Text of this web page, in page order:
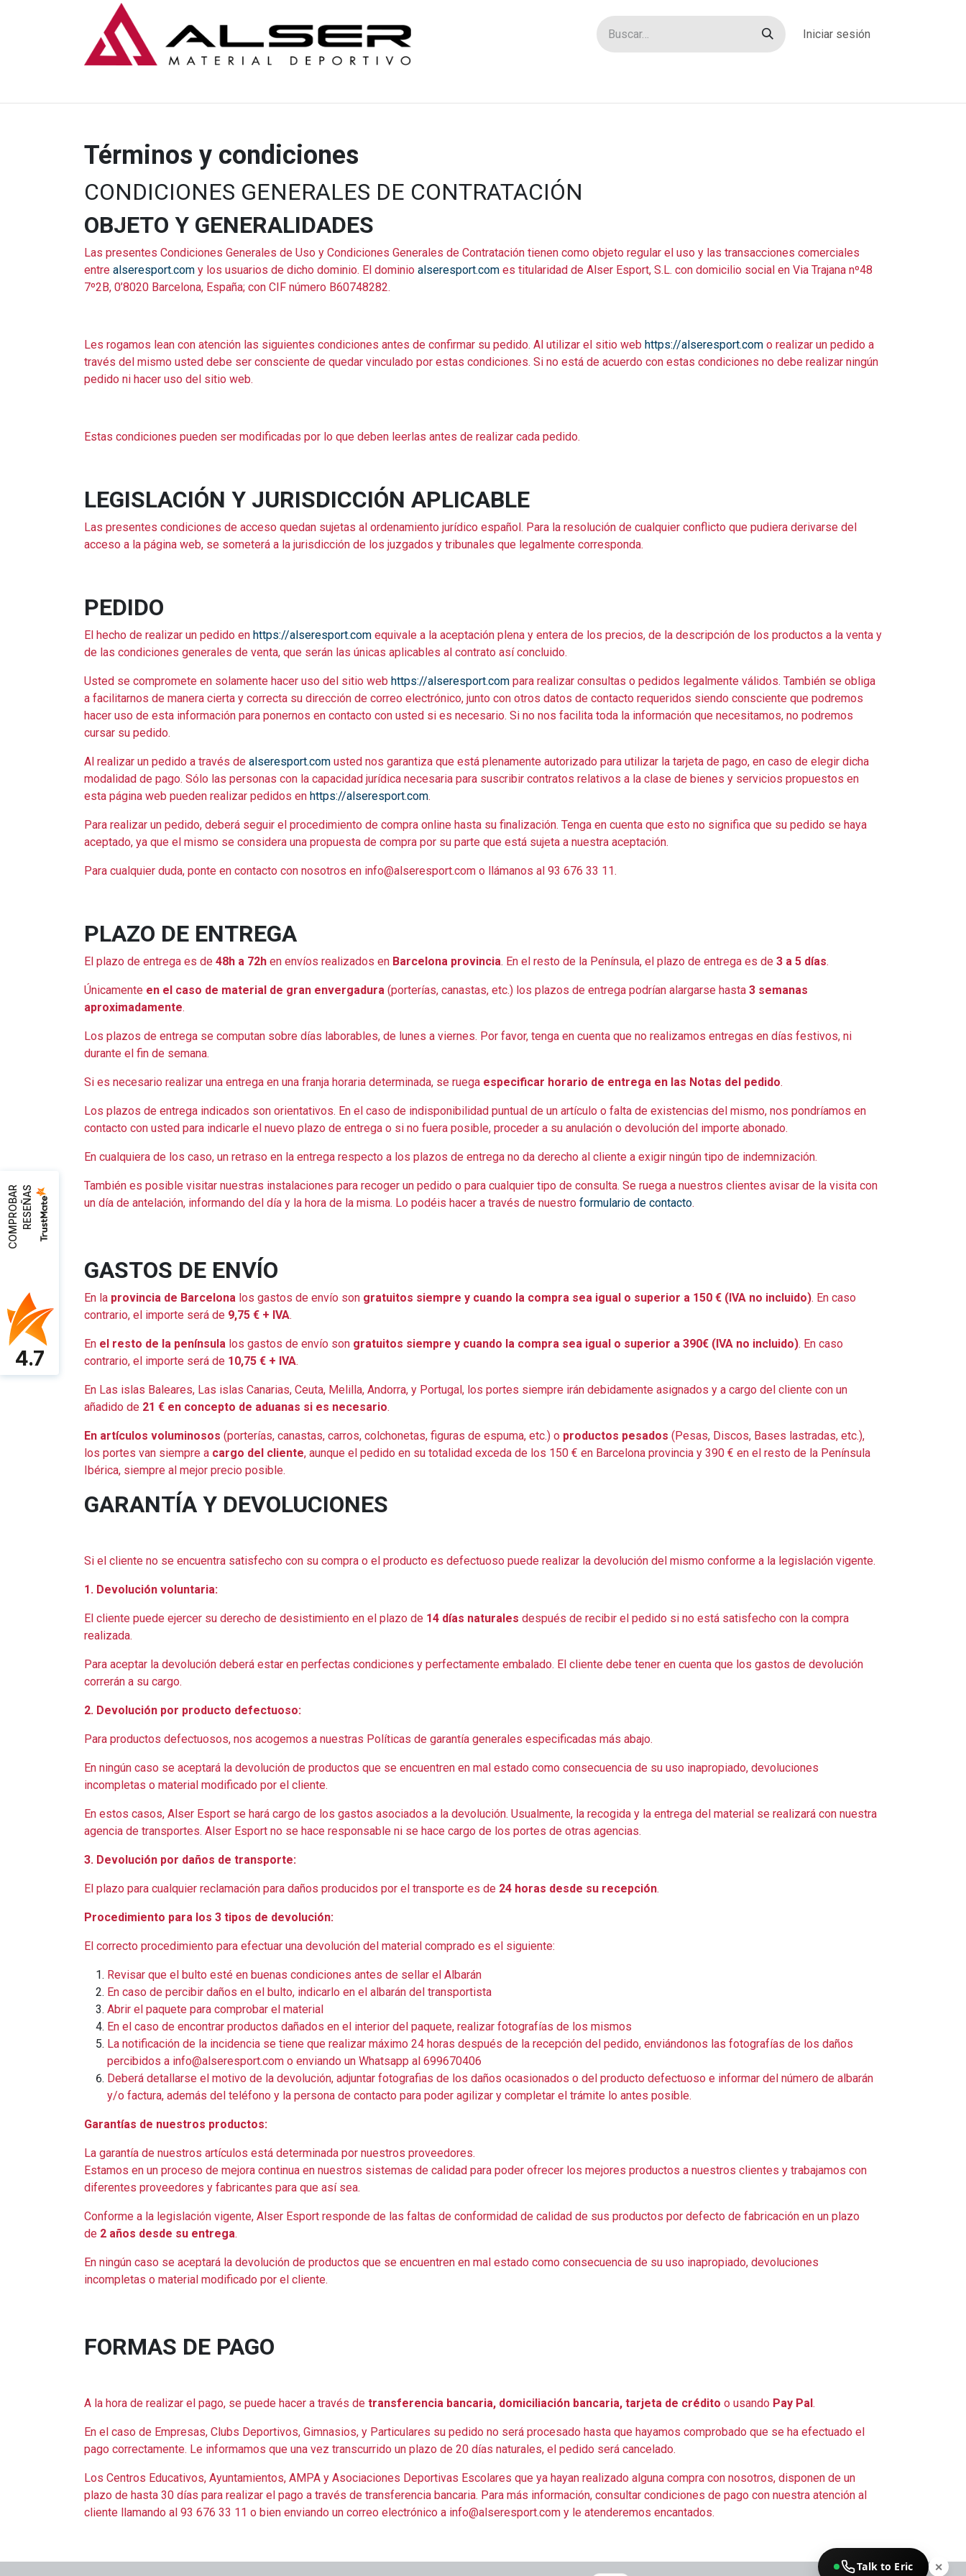
Iniciar sesión
Términos y condiciones
CONDICIONES GENERALES DE CONTRATACIÓN
OBJETO Y GENERALIDADES
Las presentes Condiciones Generales de Uso y Condiciones Generales de Contratación tienen como objeto regular el uso y las transacciones comerciales
entre alseresport.com y los usuarios de dicho dominio. El dominio alseresport.com es titularidad de Alser Esport, S.L. con domicilio social en Via Trajana nº48
7º2B, 0’8020 Barcelona, España; con CIF número B60748282.
Les rogamos lean con atención las siguientes condiciones antes de confirmar su pedido. Al utilizar el sitio web https://alseresport.com o realizar un pedido a
través del mismo usted debe ser consciente de quedar vinculado por estas condiciones. Si no está de acuerdo con estas condiciones no debe realizar ningún
pedido ni hacer uso del sitio web.
Estas condiciones pueden ser modificadas por lo que deben leerlas antes de realizar cada pedido.
LEGISLACIÓN Y JURISDICCIÓN APLICABLE
Las presentes condiciones de acceso quedan sujetas al ordenamiento jurídico español. Para la resolución de cualquier conflicto que pudiera derivarse del
acceso a la página web, se someterá a la jurisdicción de los juzgados y tribunales que legalmente corresponda.
PEDIDO
El hecho de realizar un pedido en https://alseresport.com equivale a la aceptación plena y entera de los precios, de la descripción de los productos a la venta y
de las condiciones generales de venta, que serán las únicas aplicables al contrato así concluido.
Usted se compromete en solamente hacer uso del sitio web https://alseresport.com para realizar consultas o pedidos legalmente válidos. También se obliga
a facilitarnos de manera cierta y correcta su dirección de correo electrónico, junto con otros datos de contacto requeridos siendo consciente que podremos
hacer uso de esta información para ponernos en contacto con usted si es necesario. Si no nos facilita toda la información que necesitamos, no podremos
cursar su pedido.
Al realizar un pedido a través de alseresport.com usted nos garantiza que está plenamente autorizado para utilizar la tarjeta de pago, en caso de elegir dicha
modalidad de pago. Sólo las personas con la capacidad jurídica necesaria para suscribir contratos relativos a la clase de bienes y servicios propuestos en
esta página web pueden realizar pedidos en https://alseresport.com.
Para realizar un pedido, deberá seguir el procedimiento de compra online hasta su finalización. Tenga en cuenta que esto no significa que su pedido se haya
aceptado, ya que el mismo se considera una propuesta de compra por su parte que está sujeta a nuestra aceptación.
Para cualquier duda, ponte en contacto con nosotros en info@alseresport.com o llámanos al 93 676 33 11.
PLAZO DE ENTREGA
El plazo de entrega es de 48h a 72h en envíos realizados en Barcelona provincia. En el resto de la Península, el plazo de entrega es de 3 a 5 días.
Únicamente en el caso de material de gran envergadura (porterías, canastas, etc.) los plazos de entrega podrían alargarse hasta 3 semanas
aproximadamente.
Los plazos de entrega se computan sobre días laborables, de lunes a viernes. Por favor, tenga en cuenta que no realizamos entregas en días festivos, ni
durante el fin de semana.
Si es necesario realizar una entrega en una franja horaria determinada, se ruega especificar horario de entrega en las Notas del pedido.
Los plazos de entrega indicados son orientativos. En el caso de indisponibilidad puntual de un artículo o falta de existencias del mismo, nos pondríamos en
contacto con usted para indicarle el nuevo plazo de entrega o si no fuera posible, proceder a su anulación o devolución del importe abonado.
En cualquiera de los caso, un retraso en la entrega respecto a los plazos de entrega no da derecho al cliente a exigir ningún tipo de indemnización.
También es posible visitar nuestras instalaciones para recoger un pedido o para cualquier tipo de consulta. Se ruega a nuestros clientes avisar de la visita con
un día de antelación, informando del día y la hora de la misma. Lo podéis hacer a través de nuestro formulario de contacto.
GASTOS DE ENVÍO
En la provincia de Barcelona los gastos de envío son gratuitos siempre y cuando la compra sea igual o superior a 150 € (IVA no incluido). En caso
contrario, el importe será de 9,75 € + IVA.
En el resto de la península los gastos de envío son gratuitos siempre y cuando la compra sea igual o superior a 390€ (IVA no incluido). En caso
contrario, el importe será de 10,75 € + IVA.
En Las islas Baleares, Las islas Canarias, Ceuta, Melilla, Andorra, y Portugal, los portes siempre irán debidamente asignados y a cargo del cliente con un
añadido de 21 € en concepto de aduanas si es necesario.
En artículos voluminosos (porterías, canastas, carros, colchonetas, figuras de espuma, etc.) o productos pesados (Pesas, Discos, Bases lastradas, etc.),
los portes van siempre a cargo del cliente, aunque el pedido en su totalidad exceda de los 150 € en Barcelona provincia y 390 € en el resto de la Península
Ibérica, siempre al mejor precio posible.
GARANTÍA Y DEVOLUCIONES
Si el cliente no se encuentra satisfecho con su compra o el producto es defectuoso puede realizar la devolución del mismo conforme a la legislación vigente.
1. Devolución voluntaria:
El cliente puede ejercer su derecho de desistimiento en el plazo de 14 días naturales después de recibir el pedido si no está satisfecho con la compra
realizada.
Para aceptar la devolución deberá estar en perfectas condiciones y perfectamente embalado. El cliente debe tener en cuenta que los gastos de devolución
correrán a su cargo.
2. Devolución por producto defectuoso:
Para productos defectuosos, nos acogemos a nuestras Políticas de garantía generales especificadas más abajo.
En ningún caso se aceptará la devolución de productos que se encuentren en mal estado como consecuencia de su uso inapropiado, devoluciones
incompletas o material modificado por el cliente.
En estos casos, Alser Esport se hará cargo de los gastos asociados a la devolución. Usualmente, la recogida y la entrega del material se realizará con nuestra
agencia de transportes. Alser Esport no se hace responsable ni se hace cargo de los portes de otras agencias.
3. Devolución por daños de transporte:
El plazo para cualquier reclamación para daños producidos por el transporte es de 24 horas desde su recepción.
Procedimiento para los 3 tipos de devolución:
El correcto procedimiento para efectuar una devolución del material comprado es el siguiente:
Revisar que el bulto esté en buenas condiciones antes de sellar el Albarán
En caso de percibir daños en el bulto, indicarlo en el albarán del transportista
Abrir el paquete para comprobar el material
En el caso de encontrar productos dañados en el interior del paquete, realizar fotografías de los mismos
La notificación de la incidencia se tiene que realizar máximo 24 horas después de la recepción del pedido, enviándonos las fotografías de los daños
percibidos a info@alseresport.com o enviando un Whatsapp al 699670406
Deberá detallarse el motivo de la devolución, adjuntar fotografias de los daños ocasionados o del producto defectuoso e informar del número de albarán
y/o factura, además del teléfono y la persona de contacto para poder agilizar y completar el trámite lo antes posible.
Garantías de nuestros productos:
La garantía de nuestros artículos está determinada por nuestros proveedores.
Estamos en un proceso de mejora continua en nuestros sistemas de calidad para poder ofrecer los mejores productos a nuestros clientes y trabajamos con
diferentes proveedores y fabricantes para que así sea.
Conforme a la legislación vigente, Alser Esport responde de las faltas de conformidad de calidad de sus productos por defecto de fabricación en un plazo
de 2 años desde su entrega.
En ningún caso se aceptará la devolución de productos que se encuentren en mal estado como consecuencia de su uso inapropiado, devoluciones
incompletas o material modificado por el cliente.
FORMAS DE PAGO
A la hora de realizar el pago, se puede hacer a través de transferencia bancaria, domiciliación bancaria, tarjeta de crédito o usando Pay Pal.
En el caso de Empresas, Clubs Deportivos, Gimnasios, y Particulares su pedido no será procesado hasta que hayamos comprobado que se ha efectuado el
pago correctamente. Le informamos que una vez transcurrido un plazo de 20 días naturales, el pedido será cancelado.
Los Centros Educativos, Ayuntamientos, AMPA y Asociaciones Deportivas Escolares que ya hayan realizado alguna compra con nosotros, disponen de un
plazo de hasta 30 días para realizar el pago a través de transferencia bancaria. Para más información, consultar condiciones de pago con nuestra atención al
cliente llamando al 93 676 33 11 o bien enviando un correo electrónico a info@alseresport.com y le atenderemos encantados.
C
O
M
P
R
O
B
A
R
R
E
S
E
Ñ
AS
4.7
Talk to Eric ✕